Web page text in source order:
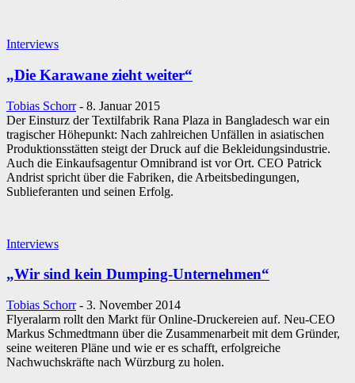
Interviews
„Die Karawane zieht weiter“
Tobias Schorr - 8. Januar 2015
Der Einsturz der Textilfabrik Rana Plaza in Bangladesch war ein
tragischer Höhepunkt: Nach zahlreichen Unfällen in asiatischen
Produktionsstätten steigt der Druck auf die Bekleidungsindustrie.
Auch die Einkaufsagentur Omnibrand ist vor Ort. CEO Patrick
Andrist spricht über die Fabriken, die Arbeitsbedingungen,
Sublieferanten und seinen Erfolg.
Interviews
„Wir sind kein Dumping-Unternehmen“
Tobias Schorr - 3. November 2014
Flyeralarm rollt den Markt für Online-Druckereien auf. Neu-CEO
Markus Schmedtmann über die Zusammenarbeit mit dem Gründer,
seine weiteren Pläne und wie er es schafft, erfolgreiche
Nachwuchskräfte nach Würzburg zu holen.